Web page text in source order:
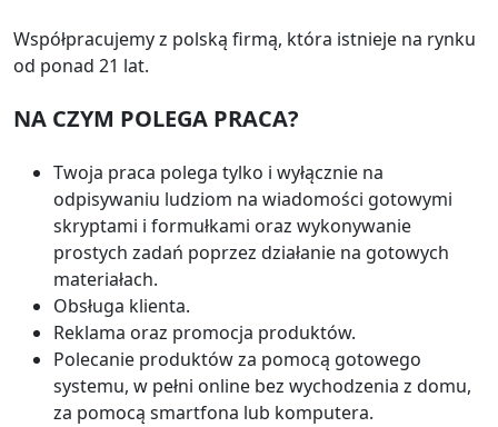
Współpracujemy z polską firmą, która istnieje na rynku
od ponad 21 lat.
NA CZYM POLEGA PRACA?
Twoja praca polega tylko i wyłącznie na
odpisywaniu ludziom na wiadomości gotowymi
skryptami i formułkami oraz wykonywanie
prostych zadań poprzez działanie na gotowych
materiałach.
Obsługa klienta.
Reklama oraz promocja produktów.
Polecanie produktów za pomocą gotowego
systemu, w pełni online bez wychodzenia z domu,
za pomocą smartfona lub komputera.